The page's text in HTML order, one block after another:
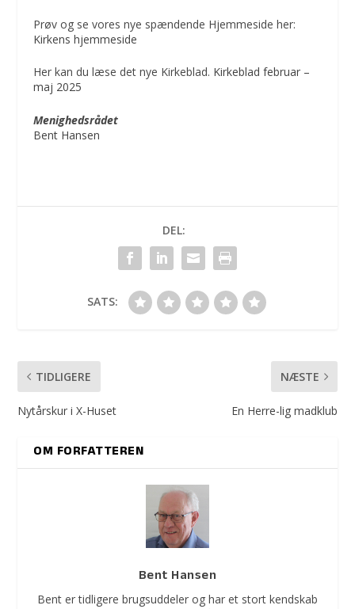
Prøv og se vores nye spændende Hjemmeside her:
Kirkens hjemmeside
Her kan du læse det nye Kirkeblad. Kirkeblad februar –
maj 2025
Menighedsrådet
Bent Hansen
DEL:
SATS:
TIDLIGERE
Nytårskur i X-Huset
NÆSTE
En Herre-lig madklub
OM FORFATTEREN
Bent Hansen
Bent er tidligere brugsuddeler og har et stort kendskab